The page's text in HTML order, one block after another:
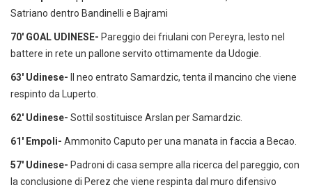
Satriano dentro Bandinelli e Bajrami
70' GOAL UDINESE- Pareggio dei friulani con Pereyra, lesto nel
battere in rete un pallone servito ottimamente da Udogie.
63' Udinese-
Il neo entrato Samardzic, tenta il mancino che viene
respinto da Luperto.
62' Udinese- Sottil sostituisce Arslan per Samardzic.
61' Empoli- Ammonito Caputo per una manata in faccia a Becao.
57' Udinese- Padroni di casa sempre alla ricerca del pareggio, con
la conclusione di Perez che viene respinta dal muro difensivo